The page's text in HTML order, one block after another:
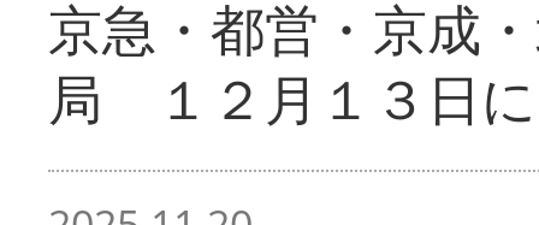
京急・都営・京成
局 １２月１３日